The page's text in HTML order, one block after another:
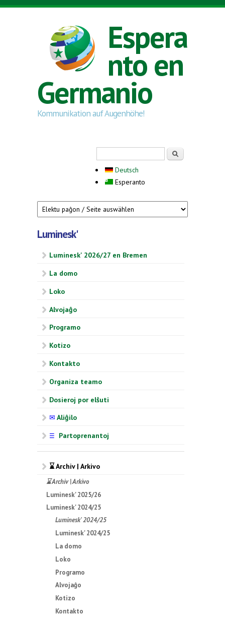
Skip to main content
Espera
nto en
Germanio
Kommunikation auf Augenhöhe!
Deutsch
Esperanto
Luminesk'
Luminesk' 2026/27 en Bremen
La domo
Loko
Alvojaĝo
Programo
Kotizo
Kontakto
Organiza teamo
Dosieroj por elŝuti
✉ Aliĝilo
☰ Partoprenantoj
⌛ Archiv | Arkivo
⌛ Archiv | Arkivo
Luminesk' 2025/26
Luminesk' 2024/25
Luminesk' 2024/25
Luminesk' 2024/25
La domo
Loko
Programo
Alvojaĝo
Kotizo
Kontakto